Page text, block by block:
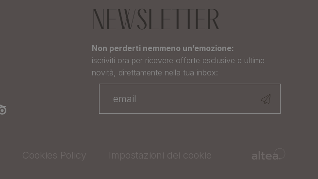
NEWSLETTER
Non perderti nemmeno un’emozione:
iscriviti ora per ricevere offerte esclusive e ultime
novità, direttamente nella tua inbox:
Cookies Policy Impostazioni dei cookie